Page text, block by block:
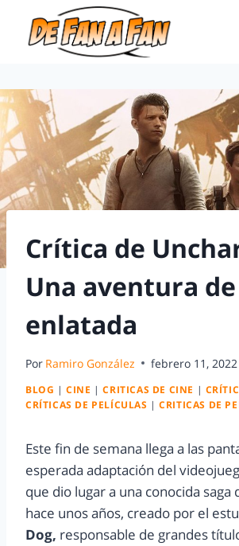
Crítica de
Una aventura de
enlatada
Por Ramiro González febrero 11, 2022
BLOG |CINE |CRITICAS DE CINE |
CRÍTICAS DE PELÍCULAS |CRITICAS DE
Este fin de semana llega a las
esperada adaptación del
que dio lugar a una conocida saga
hace unos años, creado por el
Dog, responsable de grandes